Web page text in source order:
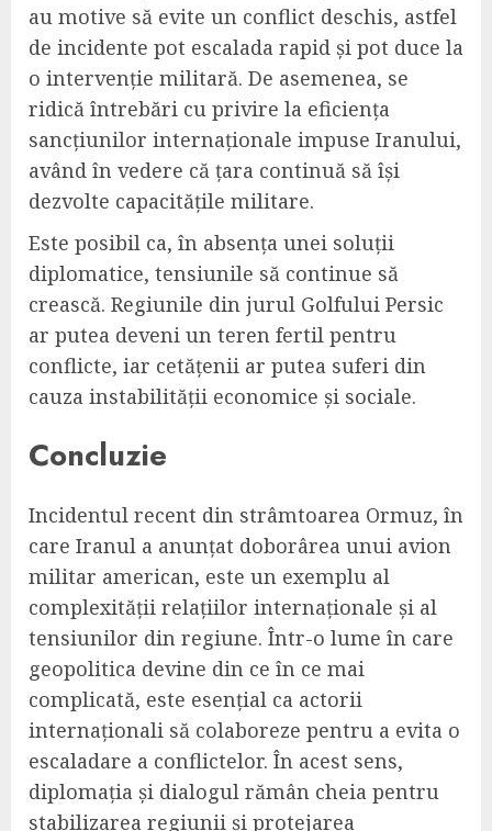
au motive să evite un conflict deschis, astfel
de incidente pot escalada rapid și pot duce la
o intervenție militară. De asemenea, se
ridică întrebări cu privire la eficiența
sancțiunilor internaționale impuse Iranului,
având în vedere că țara continuă să își
dezvolte capacitățile militare.
Este posibil ca, în absența unei soluții
diplomatice, tensiunile să continue să
crească. Regiunile din jurul Golfului Persic
ar putea deveni un teren fertil pentru
conflicte, iar cetățenii ar putea suferi din
cauza instabilității economice și sociale.
Concluzie
Incidentul recent din strâmtoarea Ormuz, în
care Iranul a anunțat doborârea unui avion
militar american, este un exemplu al
complexității relațiilor internaționale și al
tensiunilor din regiune. Într-o lume în care
geopolitica devine din ce în ce mai
complicată, este esențial ca actorii
internaționali să colaboreze pentru a evita o
escaladare a conflictelor. În acest sens,
diplomația și dialogul rămân cheia pentru
stabilizarea regiunii și protejarea